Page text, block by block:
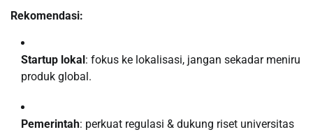
Rekomendasi:
Startup lokal : fokus ke lokalisasi, jangan sekadar meniru
produk global.
Pemerintah: perkuat regulasi & dukung riset universitas